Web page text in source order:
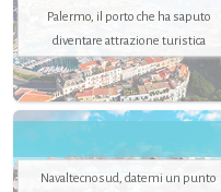
Palermo, il porto che ha saputo
diventare attrazione turistica
Navaltecnosud, datemi un punto